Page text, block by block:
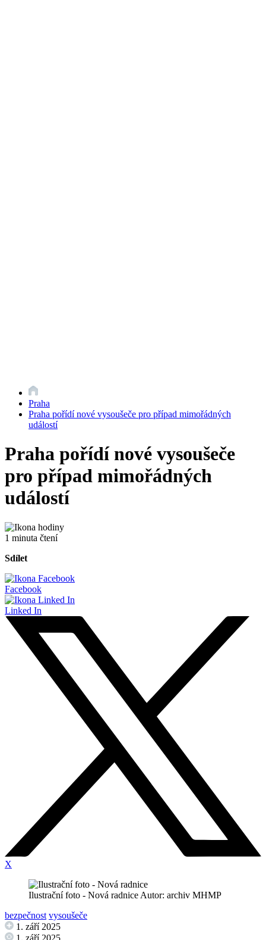
Praha
Praha pořídí nové vysoušeče pro případ mimořádných
událostí
Praha pořídí nové vysoušeče
pro případ mimořádných
událostí
1 minuta čtení
Sdílet
Facebook
Linked In
X
Ilustrační foto - Nová radnice Autor: archiv MHMP
bezpečnost vysoušeče
1. září 2025